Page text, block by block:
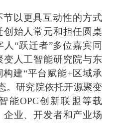
节以更具互动性的方式
创始人常元和担任圆桌
“跃迁者”多位嘉宾同
变人工智能研究院与东
建“平台赋能+区域承
。研究院依托开源聚变
能OPC创新联盟等载
企业、开发者和产业场